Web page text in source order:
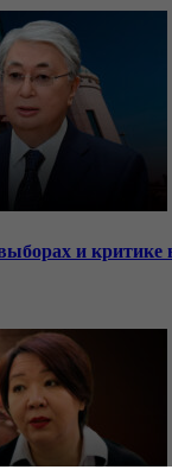
и критике